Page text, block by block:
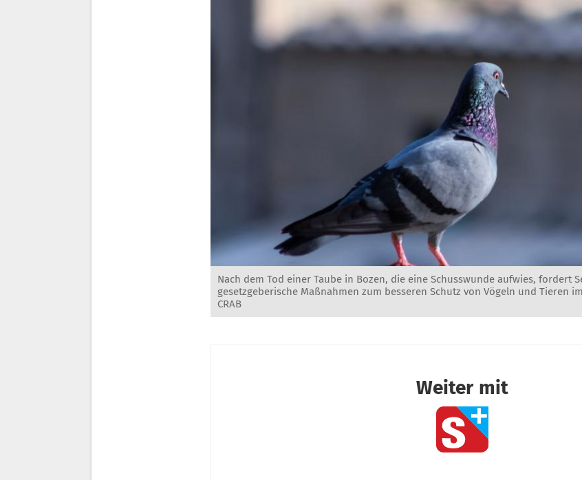
Nach dem Tod einer Taube in Bozen, die eine Schusswunde aufwies, fordert
gesetzgeberische Maßnahmen zum besseren Schutz von Vögeln und Tieren
CRAB